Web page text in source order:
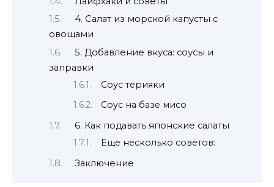
4. Салат из морской капусты с
овощами
5. Добавление вкуса: соусы и
заправки
Соус терияки
Соус на базе мисо
6. Как подавать японские салаты
Еще несколько советов:
Заключение